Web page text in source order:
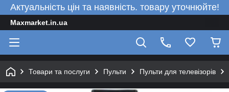
Актуальність цін та наявність. товару уточнюйте!
Maxmarket.in.ua
Товари та послуги Пульти Пульти для телевізорів